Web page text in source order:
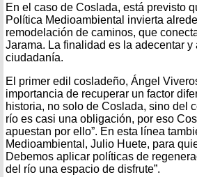
En el caso de Coslada, está previsto
Política Medioambiental invierta
remodelación de caminos, que
Jarama. La finalidad es la adecentar
ciudadanía.
El primer edil cosladeño, Ángel
importancia de recuperar un factor
historia, no solo de Coslada, sino del
río es casi una obligación, por eso
apuestan por ello”. En esta línea
Medioambiental, Julio Huete, para
Debemos aplicar políticas de
del río una espacio de disfrute”.